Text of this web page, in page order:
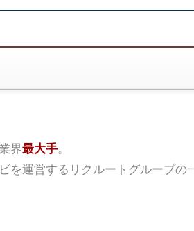
界最大手。
を運営するリクルートグループの